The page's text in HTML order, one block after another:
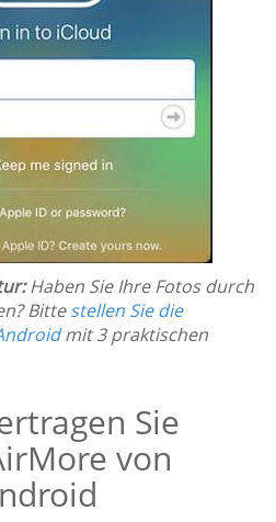
Haben Sie Ihre Fotos durch
Bittestellen Sie die
mit 3 praktischen
Sie
von